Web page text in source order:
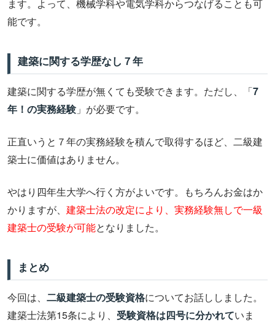
ます。よって、機械学科や電気学科からつなげることも可
能です。
建築に関する学歴なし７年
建築に関する学歴が無くても受験できます。ただし、「7
年！の実務経験 」が必要です。
正直いうと７年の実務経験を積んで取得するほど、二級建
築士に価値はありません。
やはり四年生大学へ行く方がよいです。もちろんお金はか
かりますが、 建築士法の改定により、実務経験無しで一級
建築士の受験が可能となりました。
まとめ
今回は、 二級建築士の受験資格についてお話ししました。
建築士法第15条により、 受験資格は四号に分かれていま